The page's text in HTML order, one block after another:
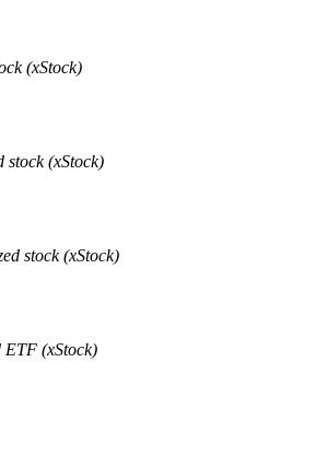
收入
(xStock)
stock (xStock)
stock (xStock)
ETF (xStock)